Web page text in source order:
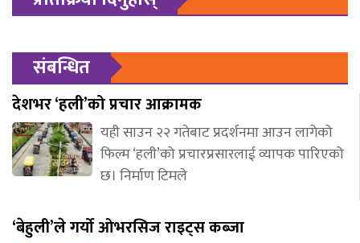
संबन्धित
देशभर ‘हली’को प्रचार आक्रामक
यही साउन २२ गतेबाट प्रदर्शनमा आउन लागेको
फिल्म ‘हली’को प्रचारप्रसारलाई व्यापक पारिएको
छ। निर्माण टिमले
‘बेहुली’ले गर्यो ओभरसिज राइट्स कब्जा